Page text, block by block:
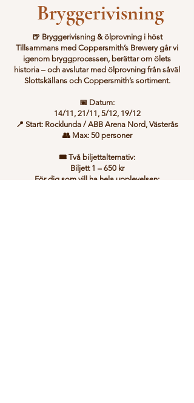
Bryggerivisning
🍺 Bryggerivisning & ölprovning i höst
Tillsammans med Coppersmith’s Brewery går vi
igenom bryggprocessen, berättar om ölets
historia – och avslutar med ölprovning från såväl
Slottskällans och Coppersmith’s sortiment.
📅 Datum:
14/11, 21/11, 5/12, 19/12
📍 Start: Rocklunda / ABB Arena Nord, Västerås
👥 Max: 50 personer
🎟️ Två biljettalternativ:
Biljett 1 – 650 kr
För dig som vill ha hela upplevelsen: